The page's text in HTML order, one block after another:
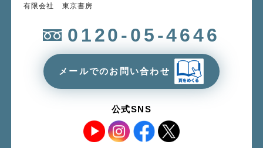
有限会社 東京書房
0120-05-4646
メールでのお問い合わせ
公式SNS